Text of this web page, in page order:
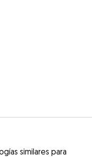
similares para